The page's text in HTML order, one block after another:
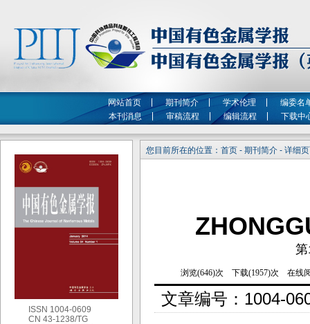
网站首页 期刊简介 学术伦理
编委名
本刊消息
审稿流程 编辑流程 下载中
您目前所在的位置：首页 - 期刊简介 - 详细
文章编号： 1004-
ISSN 1004-0609
CN 43-1238/TG